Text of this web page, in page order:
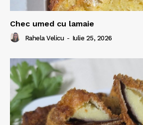
Chec umed cu lamaie
Rahela Velicu - Iulie 25, 2026